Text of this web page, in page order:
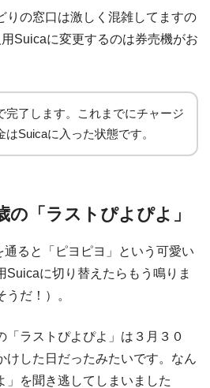
りの窓口は激しく混雑してますの
Suicaに変更するのは券売機がお
完了します。これまでにチャージ
はSuicaに入った状態です。
の「ラストぴよぴよ」
ると「ピヨピヨ」という可愛い
Suicaに切り替えたらもう鳴りま
だ！）。
「ラストぴよぴよ」は３月３０
けした日だったみたいです。なん
」を聞き逃してしまいました